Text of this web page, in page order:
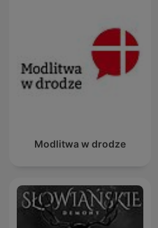
Modlitwa w drodze